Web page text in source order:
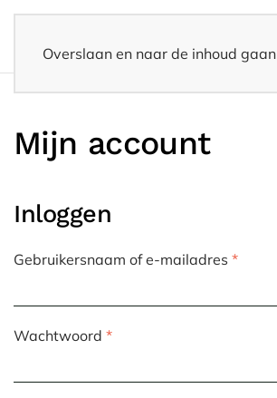
Overslaan en naar de inhoud gaan
Mijn account
Inloggen
Gebruikersnaam of e-mailadres *Vereist
Wachtwoord *Vereist